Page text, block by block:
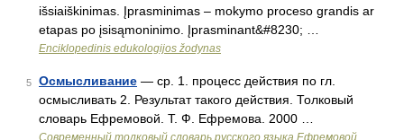
išsiaiškinimas. Įprasminimas – mokymo proceso grandis ar
etapas po įsisąmoninimo. Įprasminant&#8230; …
Enciklopedinis edukologijos žodynas
5 Осмысливание — ср. 1. процесс действия по гл.
осмысливать 2. Результат такого действия. Толковый
словарь Ефремовой. Т. Ф. Ефремова. 2000 …
Современный толковый словарь русского языка Ефремовой